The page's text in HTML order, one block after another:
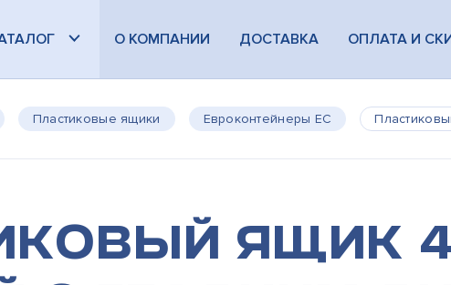
О КОМПАНИИ ДОСТАВКА ОПЛАТА И
Пластиковые ящики Евроконтейнеры ЕС
ящик